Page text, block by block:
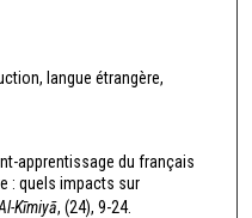
langue étrangère,
apprentissage du français
: quels impacts sur
Kīmiyā, (24), 9-24.